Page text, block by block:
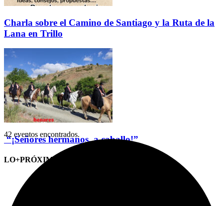
Charla sobre el Camino de Santiago y la Ruta de la
Lana en Trillo
“¡Señores hermanos, a caballo!”
LO+PRÓXIMO (CITAS)
42 eventos encontrados.